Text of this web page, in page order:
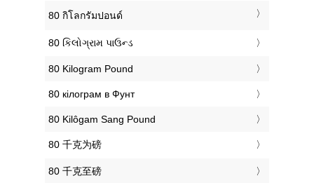
‎80 กิโลกรัมปอนด์
‎80 કિલોગ્રામ પાઉન્ડ
‎80 Kilogram Pound
‎80 кілограм в Фунт
‎80 Kilôgam Sang Pound
‎80 千克为磅
‎80 千克至磅